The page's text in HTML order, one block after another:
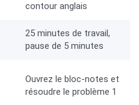
contour anglais
25 minutes de travail,
pause de 5 minutes
Ouvrez le bloc-notes et
résoudre le problème 1